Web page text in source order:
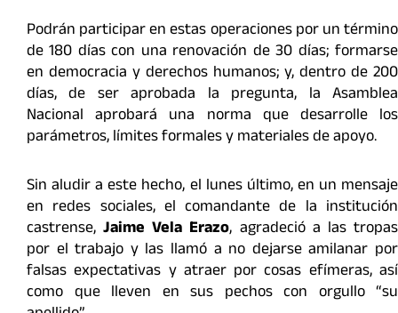
Podrán participar en estas operaciones por un término
de 180 días con una renovación de 30 días; formarse
en democracia y derechos humanos; y, dentro de 200
días, de ser aprobada la pregunta, la Asamblea
Nacional aprobará una norma que desarrolle los
parámetros, límites formales y materiales de apoyo.
Sin aludir a este hecho, el lunes último, en un mensaje
en redes sociales, el comandante de la institución
castrense,Jaime Vela Erazo, agradeció a las tropas
por el trabajo y las llamó a no dejarse amilanar por
falsas expectativas y atraer por cosas efímeras, así
como que lleven en sus pechos con orgullo “su